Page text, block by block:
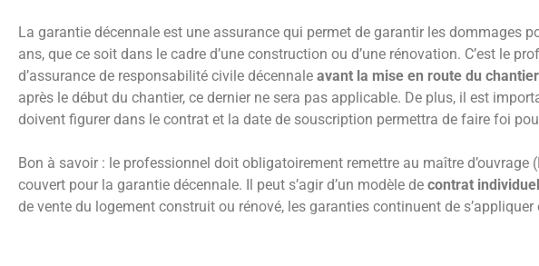
La garantie décennale est une assurance qui permet de garantir les dommages
ans, que ce soit dans le cadre d’une construction ou d’une rénovation. C’est le
d’assurance de responsabilité civile décennale avant la mise en route du chantier
après le début du chantier, ce dernier ne sera pas applicable. De plus, il est
doivent figurer dans le contrat et la date de souscription permettra de faire foi
Bon à savoir : le professionnel doit obligatoirement remettre au maître
couvert pour la garantie décennale. Il peut s’agir d’un modèle de contrat individuel
de vente du logement construit ou rénové, les garanties continuent de